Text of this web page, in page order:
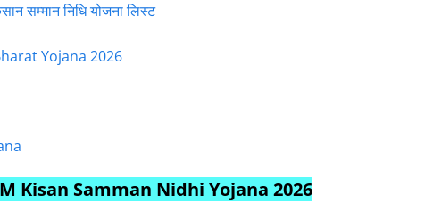
सम्मान निधि योजना लिस्ट
Yojana 2026
PM Kisan Samman Nidhi Yojana 2026